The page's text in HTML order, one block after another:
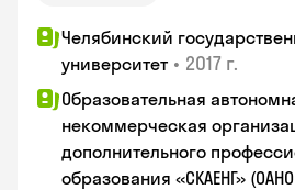
Челябинский
университет • 2017 г.
Образовательная
некоммерческая
дополнительного
образования «СКАЕНГ»